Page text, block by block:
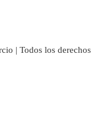
| Todos los derechos